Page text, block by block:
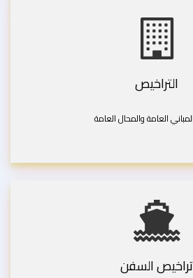
التراخيص
العامة والمحال العامة
تراخيص السفن